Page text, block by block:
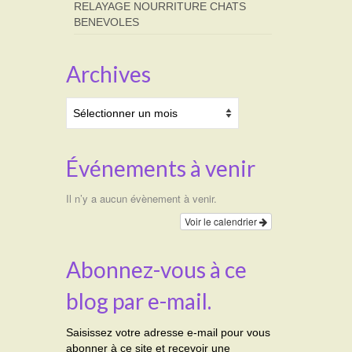
RELAYAGE NOURRITURE CHATS
BENEVOLES
Archives
Événements à venir
Il n’y a aucun évènement à venir.
Voir le calendrier
Abonnez-vous à ce
blog par e-mail.
Saisissez votre adresse e-mail pour vous
abonner à ce site et recevoir une